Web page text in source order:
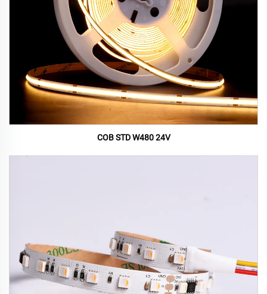
COB STD W480 24V